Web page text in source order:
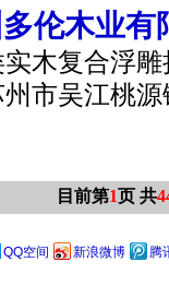
伦木业有
木复合浮
市吴江桃
目前第1页 共
QQ空间 新浪微博 腾